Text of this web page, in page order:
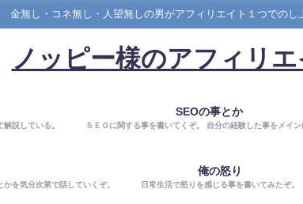
金無し・コネ無し・人望無しの男がアフィリエイト１つでのし
ノッピー様のアフィリ
説している。
SEOの事とか
ＳＥＯに関する事を書いてくぞ。 自分の経験した事をメイン
を気分次第で話していくぞ。
俺の怒り
日常生活で怒りを感じる事を書いてみたぞ。